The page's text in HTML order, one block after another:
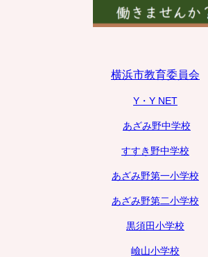
横浜市教育委員会
Y・Y NET
あざみ野中学校
すすき野中学校
あざみ野第一小学校
あざみ野第二小学校
黒須田小学校
嶮山小学校